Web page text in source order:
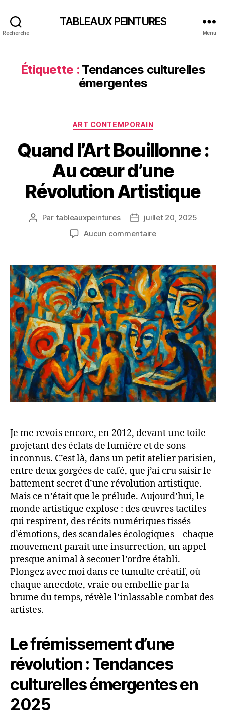
Recherche
TABLEAUX PEINTURES
Menu
Étiquette : Tendances culturelles
émergentes
Catégories
ART CONTEMPORAIN
Quand l’Art Bouillonne :
Au cœur d’une
Révolution Artistique
Auteur
Par tableauxpeintures
Datejuillet 20, 2025
Aucun commentairesur
Bouillonne
:
Au
cœur
d’une
Révolution
Artistique
Je me revois encore, en 2012, devant une toile
projetant des éclats de lumière et de sons
inconnus. C’est là, dans un petit atelier parisien,
entre deux gorgées de café, que j’ai cru saisir le
battement secret d’une révolution artistique.
Mais ce n’était que le prélude. Aujourd’hui, le
monde artistique explose : des œuvres tactiles
qui respirent, des récits numériques tissés
d’émotions, des scandales écologiques – chaque
mouvement parait une insurrection, un appel
presque animal à secouer l’ordre établi.
Plongez avec moi dans ce tumulte créatif, où
chaque anecdote, vraie ou embellie par la
brume du temps, révèle l’inlassable combat des
artistes.
Le frémissement d’une
révolution : Tendances
culturelles émergentes en
2025